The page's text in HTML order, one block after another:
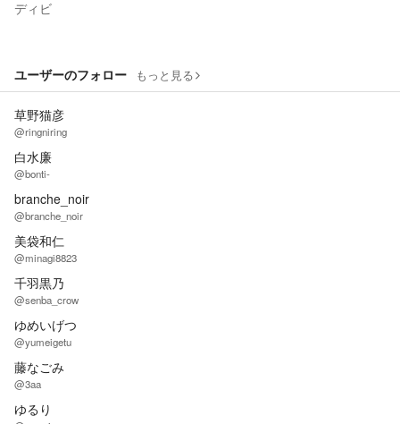
ディビ
ユーザーのフォロー もっと見る
草野猫彦
@ringniring
白水廉
@bonti-
branche_noir
@branche_noir
美袋和仁
@minagi8823
千羽黒乃
@senba_crow
ゆめいげつ
@yumeigetu
藤なごみ
@3aa
ゆるり